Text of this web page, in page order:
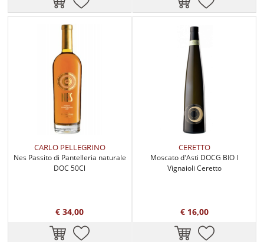
CARLO PELLEGRINO
Nes Passito di Pantelleria naturale
DOC 50Cl
€ 34,00
CERETTO
Moscato d'Asti DOCG BIO I
Vignaioli Ceretto
€ 16,00